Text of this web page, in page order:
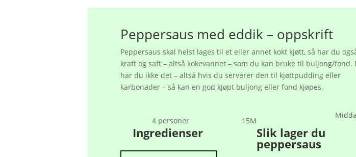
Peppersaus med eddik – oppskrift
Peppersaus skal helst lages til et eller annet kokt kjøtt, så har du
kraft og saft – altså kokevannet – som du kan bruke til buljong/fond.
har du ikke det – altså hvis du serverer den til kjøttpudding eller
karbonader – så kan en god kjøpt buljong eller fond kjøpes.
4 personer 15M
Ingredienser Slik lager du
peppersaus